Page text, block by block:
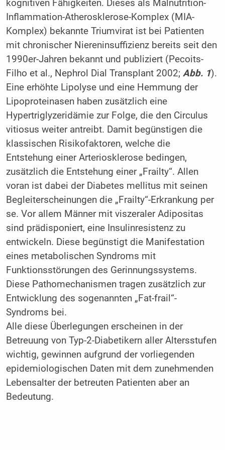
kognitiven Fähigkeiten. Dieses als Malnutrition-
Inflammation-Atherosklerose-Komplex (MIA-
Komplex) bekannte Triumvirat ist bei Patienten
mit chronischer Niereninsuffizienz bereits seit den
1990er-Jahren bekannt und publiziert (Pecoits-
Filho et al., Nephrol Dial Transplant 2002; Abb. 1).
Eine erhöhte Lipolyse und eine Hemmung der
Lipoproteinasen haben zusätzlich eine
Hypertriglyzeridämie zur Folge, die den Circulus
vitiosus weiter antreibt. Damit begünstigen die
klassischen Risikofaktoren, welche die
Entstehung einer Arteriosklerose bedingen,
zusätzlich die Entstehung einer „Frailty“. Allen
voran ist dabei der Diabetes mellitus mit seinen
Begleiterscheinungen die „Frailty“-Erkrankung per
se. Vor allem Männer mit viszeraler Adipositas
sind prädisponiert, eine Insulinresistenz zu
entwickeln. Diese begünstigt die Manifestation
eines metabolischen Syndroms mit
Funktionsstörungen des Gerinnungssystems.
Diese Pathomechanismen tragen zusätzlich zur
Entwicklung des sogenannten „Fat-frail“-
Syndroms bei.
Alle diese Überlegungen erscheinen in der
Betreuung von Typ-2-Diabetikern aller Altersstufen
wichtig, gewinnen aufgrund der vorliegenden
epidemiologischen Daten mit dem zunehmenden
Lebensalter der betreuten Patienten aber an
Bedeutung.